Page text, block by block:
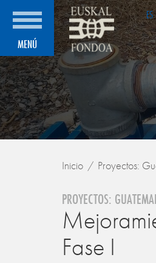
MENÚ
ES
Inicio Proyectos:
PROYECTOS:
Fase I